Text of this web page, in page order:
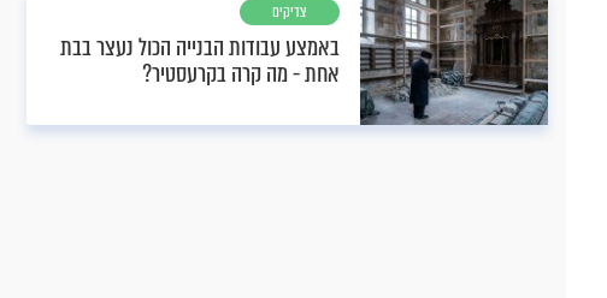
צדיקים
באמצע עבודות הבנייה הכול נעצר בבת
אחת - מה קרה בקרעסטיר?